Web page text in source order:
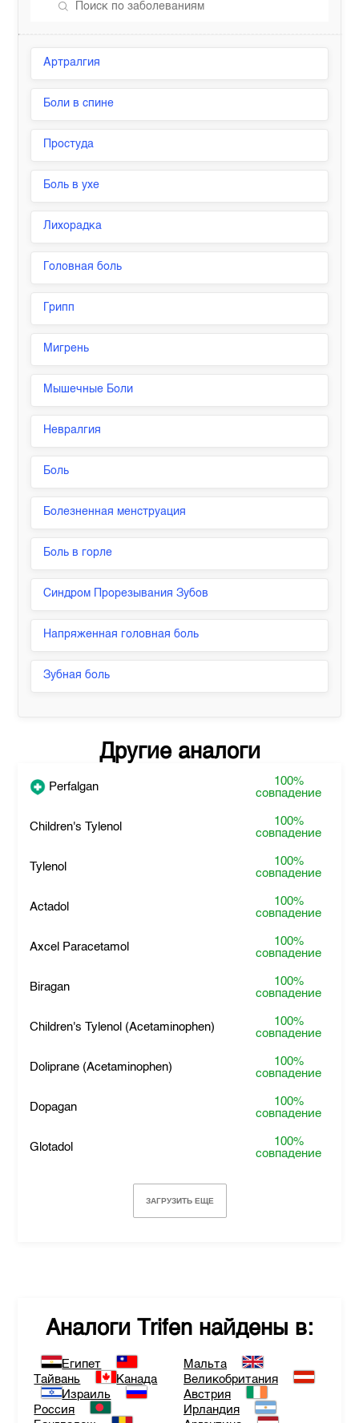
Артралгия
Боли в спине
Простуда
Боль в ухе
Лихорадка
Головная боль
Грипп
Мигрень
Мышечные Боли
Невралгия
Боль
Болезненная менструация
Боль в горле
Синдром Прорезывания Зубов
Напряженная головная боль
Зубная боль
Другие аналоги
Perfalgan
100%
совпадение
Children's Tylenol
100%
совпадение
Tylenol
100%
совпадение
Actadol
100%
совпадение
Axcel Paracetamol
100%
совпадение
Biragan
100%
совпадение
Children's Tylenol (Acetaminophen)
100%
совпадение
Doliprane (Acetaminophen)
100%
совпадение
Dopagan
100%
совпадение
Glotadol
100%
совпадение
ЗАГРУЗИТЬ ЕЩЕ
Аналоги Trifen найдены в:
Египет
Тайвань
Канада
Израиль
Россия
Мальта
Великобритания
Австрия
Ирландия